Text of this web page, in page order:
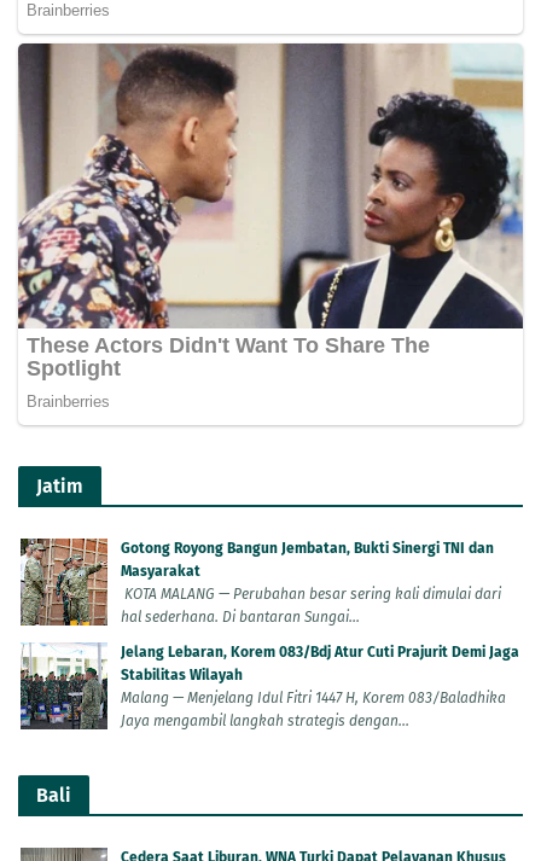
Jatim
Gotong Royong Bangun Jembatan, Bukti Sinergi TNI dan
Masyarakat
KOTA MALANG — Perubahan besar sering kali dimulai dari
hal sederhana. Di bantaran Sungai...
Jelang Lebaran, Korem 083/Bdj Atur Cuti Prajurit Demi Jaga
Stabilitas Wilayah
Malang — Menjelang Idul Fitri 1447 H, Korem 083/Baladhika
Jaya mengambil langkah strategis dengan...
Bali
Cedera Saat Liburan, WNA Turki Dapat Pelayanan Khusus